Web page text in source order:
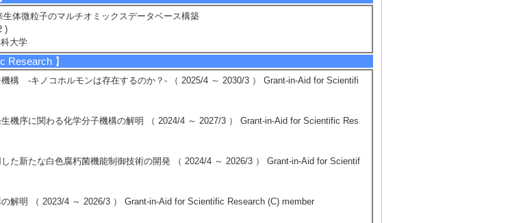
体微粒子のマルチオミックスデータベース構築
)
大学
Research 】
構 -キノコホルモンは存在するのか？- （ 2025/4 ～ 2030/3 ） Grant-in-Aid for Scientifi
機序に関わる化学分子機構の解明 （ 2024/4 ～ 2027/3 ） Grant-in-Aid for Scientific Res
た新たな白色腐朽菌機能制御技術の開発 （ 2024/4 ～ 2026/3 ） Grant-in-Aid for Scientif
解明 （ 2023/4 ～ 2026/3 ） Grant-in-Aid for Scientific Research (C) member